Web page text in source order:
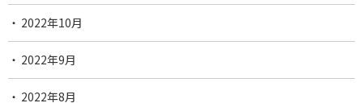
2022年10月
2022年9月
2022年8月